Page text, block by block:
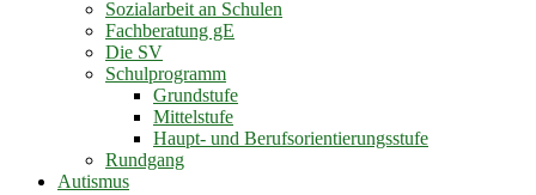
Sozialarbeit an Schulen
Fachberatung gE
Die SV
Schulprogramm
Grundstufe
Mittelstufe
Haupt- und Berufsorientierungsstufe
Rundgang
Autismus